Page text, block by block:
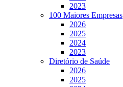
2023
100 Maiores Empresas
2026
2025
2024
2023
Diretório de Saúde
2026
2025